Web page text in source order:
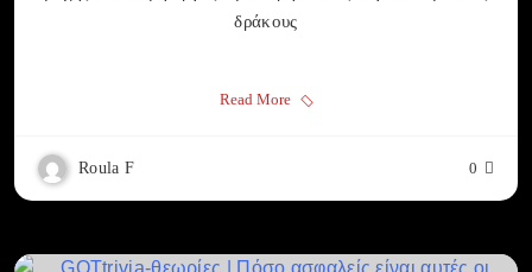
δράκους
Read More
Roula F 0